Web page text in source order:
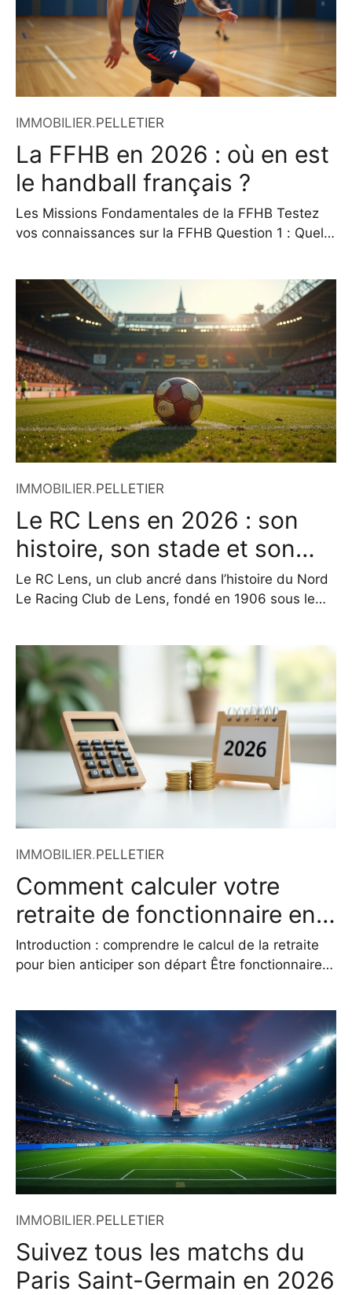
IMMOBILIER.PELLETIER
La FFHB en 2026 : où en est
le handball français ?
Les Missions Fondamentales de la FFHB Testez
vos connaissances sur la FFHB Question 1 : Quelle
professionnels uniquement Gérer les compétitions
amateurs et soutenir le développement local
Commercialiser les droits TV des matchs
internationaux Voir le résultat La
IMMOBILIER.PELLETIER
Le RC Lens en 2026 : son
histoire, son stade et son
équipe
Le RC Lens, un club ancré dans l’histoire du Nord
Le Racing Club de Lens, fondé en 1906 sous le
l’Artois, dans le Pas-de-Calais, il est le reflet d’une
identité régionale forte, façonnée par un héritage
social, industriel
IMMOBILIER.PELLETIER
Comment calculer votre
retraite de fonctionnaire en
2026 ?
Introduction : comprendre le calcul de la retraite
pour bien anticiper son départ Être fonctionnaire,
certains aspects. Mais son mode de calcul peut
sembler complexe. En 2026, les règles ont évolué
avec la réforme des retraites, et il est essentiel de
IMMOBILIER.PELLETIER
Suivez tous les matchs du
Paris Saint-Germain en 2026